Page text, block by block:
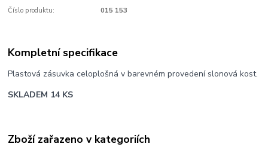
Číslo produktu: 015 153
Kompletní specifikace
Plastová zásuvka celoplošná v barevném provedení slonová kost.
SKLADEM 14 KS
Zboží zařazeno v kategoriích